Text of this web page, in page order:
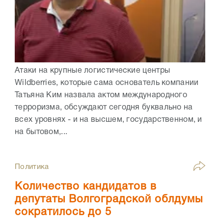
Атаки на крупные логистические центры
Wildberries, которые сама основатель компании
Татьяна Ким назвала актом международного
терроризма, обсуждают сегодня буквально на
всех уровнях - и на высшем, государственном, и
на бытовом,...
Политика
Количество кандидатов в
депутаты Волгоградской облдумы
сократилось до 5